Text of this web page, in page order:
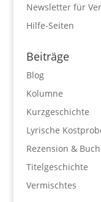
Newsletter für
Hilfe-Seiten
Beiträge
Blog
Kolumne
Kurzgeschichte
Lyrische
Rezension &
Titelgeschichte
Vermischtes